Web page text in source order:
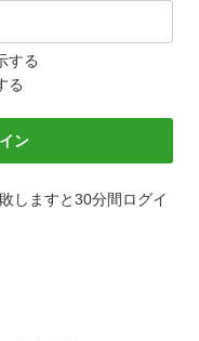
する
る
しますと30分間ログイ